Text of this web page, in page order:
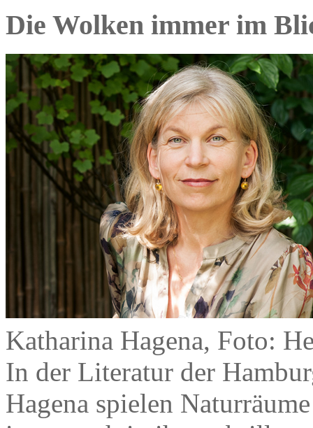
Die Wolken immer im
Katharina Hagena, Foto:
In der Literatur der
Hagena spielen